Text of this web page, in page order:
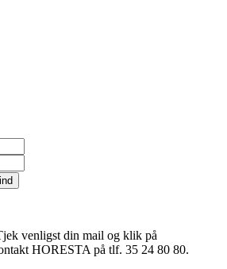
venligst din mail og klik på
HORESTA på tlf. 35 24 80 80.